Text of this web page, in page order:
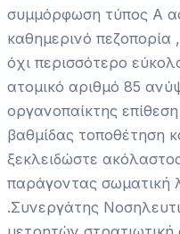
συμμόρφωση τύπος Α
καθημερινό πεζοπορία
όχι περισσότερο
ατομικό αριθμό 85
οργανοπαίκτης
βαθμίδας τοποθέτηση
ξεκλειδώστε
παράγοντας σωματική
.Συνεργάτης